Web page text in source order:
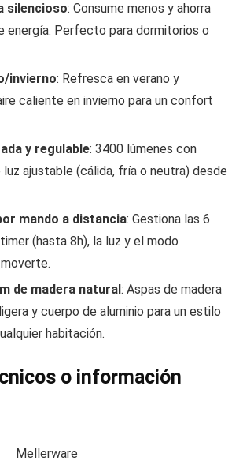
silencioso: Consume menos y ahorra
energía. Perfecto para dormitorios o
invierno: Refresca en verano y
caliente en invierno para un confort
y regulable: 3400 lúmenes con
ajustable (cálida, fría o neutra) desde
mando a distancia: Gestiona las 6
(hasta 8h), la luz y el modo
de madera natural: Aspas de madera
y cuerpo de aluminio para un estilo
habitación.
o información
Mellerware